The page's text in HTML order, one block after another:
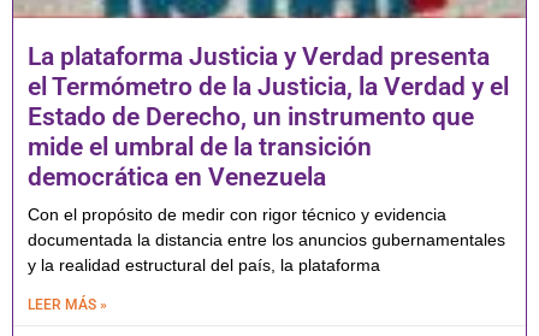
La plataforma Justicia y Verdad presenta
el Termómetro de la Justicia, la Verdad y el
Estado de Derecho, un instrumento que
mide el umbral de la transición
democrática en Venezuela
Con el propósito de medir con rigor técnico y evidencia
documentada la distancia entre los anuncios gubernamentales
y la realidad estructural del país, la plataforma
LEER MÁS »